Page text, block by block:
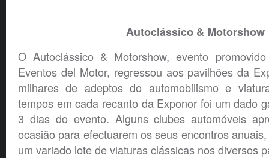
Autoclássico & Motorshow
O Autoclássico & Motorshow, evento
Eventos del Motor, regressou aos pavilhões da
milhares de adeptos do automobilismo e
tempos em cada recanto da Exponor foi um dado
3 dias do evento. Alguns clubes automóveis
ocasião para efectuarem os seus encontros
um variado lote de viaturas clássicas nos diversos